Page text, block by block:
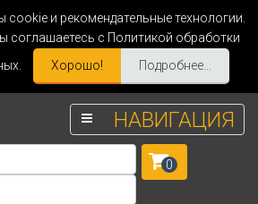
и рекомендательные технологии.
соглашаетесь с Политикой обработки
Хорошо! Подробнее...
НАВИГАЦИЯ
0